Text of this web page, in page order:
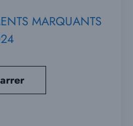
MARQUANTS